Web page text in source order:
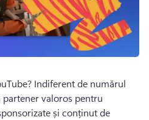
Indiferent de numărul
valoros pentru
și conținut de